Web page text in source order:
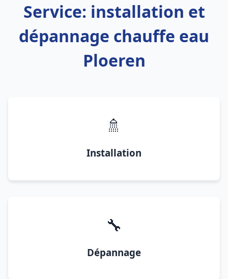
Service: installation et
dépannage chauffe eau
Ploeren
🚿
Installation
🔧
Dépannage